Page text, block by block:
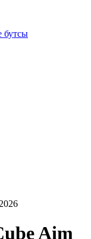
бутсы
Aim